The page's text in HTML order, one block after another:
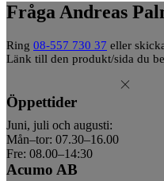
Fråga Andreas
Ring 08-557 730 37 eller
Länk till den produkt/sida du
Öppettider
Juni, juli och augusti:
Mån–tor: 07.30–16.00
Fre: 08.00–14:30
Acumo AB